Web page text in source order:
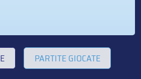
PARTITE GIOCATE